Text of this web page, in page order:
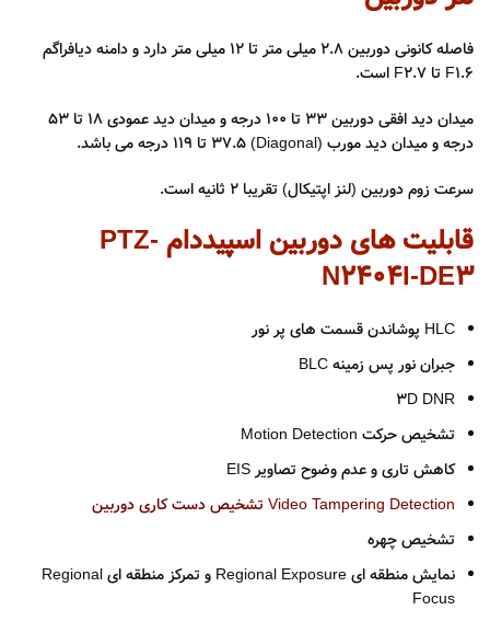
فاصله کانونی دوربین 2.8 میلی متر تا ۱۲ میلی متر دارد و دامنه دیافراگم
F1.6 تا F2.7 است.
میدان دید افقی دوربین 33 تا 100 درجه و میدان دید عمودی 18 تا 53
درجه و میدان دید مورب (Diagonal) 37.5 تا 119 درجه می باشد.
سرعت زوم دوربین (لنز اپتیکال) تقریبا 2 ثانیه است.
قابلیت های دوربین اسپیددام PTZ-
N2404I-DE3
HLC پوشاندن قسمت های پر نور
جبران نور پس زمینه BLC
۳D DNR
تشخیص حرکت Motion Detection
کاهش تاری و عدم وضوح تصاویر EIS
Video Tampering Detection تشخیص دست کاری دوربین
تشخیص چهره
نمایش منطقه ای Regional Exposure و تمرکز منطقه ای Regional
Focus